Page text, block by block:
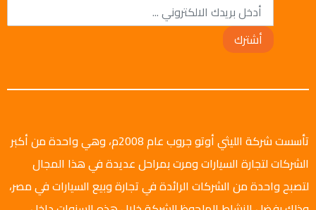
أشترك
تأسست شركة الليثي أوتو جروب عام 2008م، وهي واحدة من أكبر
الشركات لتجارة السيارات ومرت بمراحل عديدة في هذا المجال
لتصبح واحدة من الشركات الرائدة في تجارة وبيع السيارات في مصر،